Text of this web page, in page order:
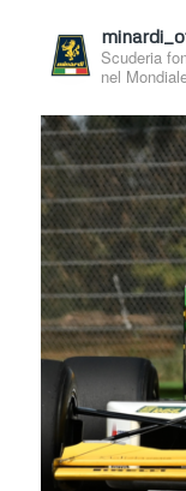
Scuderia
nel